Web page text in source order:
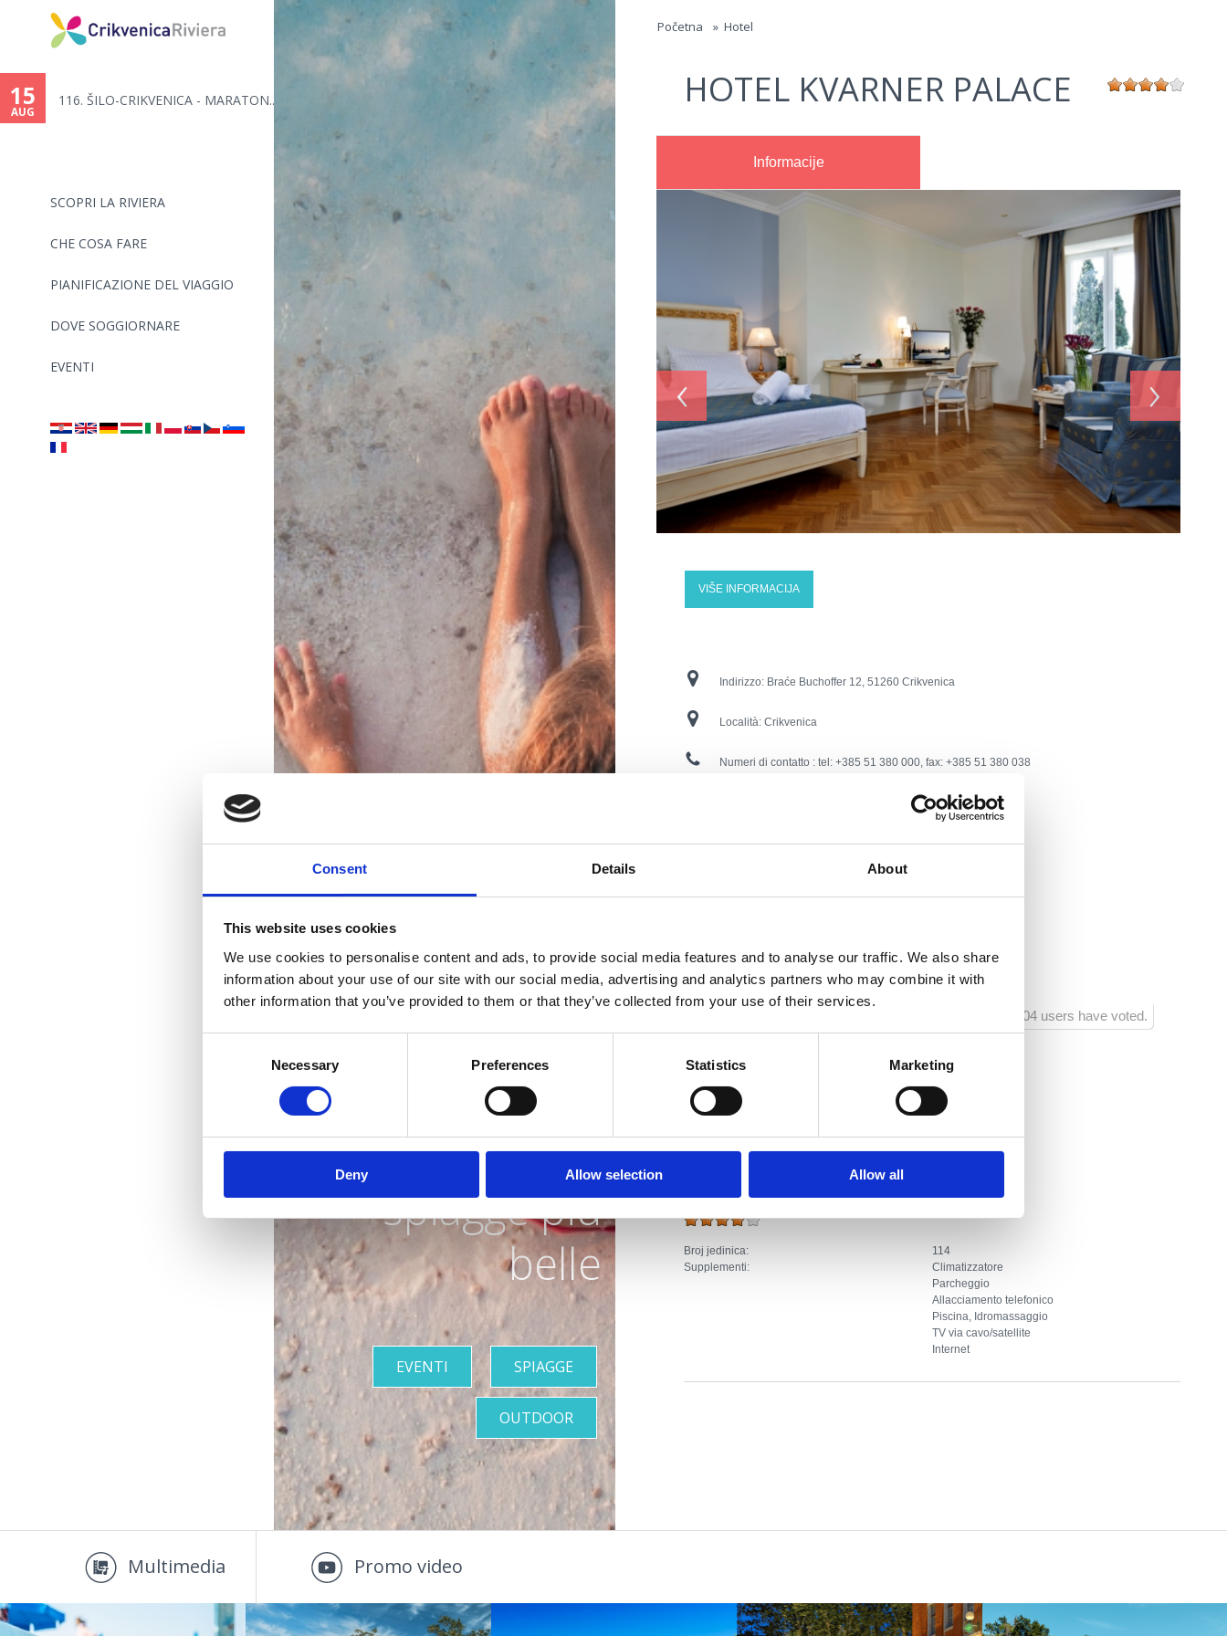
Consent Details About
This website uses cookies
We use cookies to personalise content and ads, to provide social media features and to analyse our traffic. We also share
information about your use of our site with our social media, advertising and analytics partners who may combine it with
other information that you’ve provided to them or that they’ve collected from your use of their services.
Necessary Preferences Statistics Marketing
Deny Allow selection Allow all
Jump to navigation
SCOPRI LA RIVIERA
CHE COSA FARE
PIANIFICAZIONE DEL VIAGGIO
DOVE SOGGIORNARE
EVENTI
15
AUG
116. ŠILO-CRIKVENICA - MARATON...
are
here
Početna » Hotel
HOTEL KVARNER PALACE
Informacije
‹ ›
VIŠE INFORMACIJA
Indirizzo: Braće Buchoffer 12, 51260 Crikvenica
Località: Crikvenica
Numeri di contatto : tel: +385 51 380 000, fax: +385 51 380 038
hotel@kvarnerpalace.info
web:www.kvarnerpalace.info
Distanza dal centro:1500
1204 users have voted.
Caratteristiche dell'hotel
Piscina all'estern
Piscina coperta
Lettino
Parcheggio all'aperto
Broj jedinica:
114
Supplementi:
Climatizzatore
Parcheggio
Allacciamento telefonico
Piscina, Idromassaggio
TV via cavo/satellite
Internet
Riviera con le
spiagge più
belle
SPIAGGE
EVENTI
OUTDOOR
Multimedia Promo video